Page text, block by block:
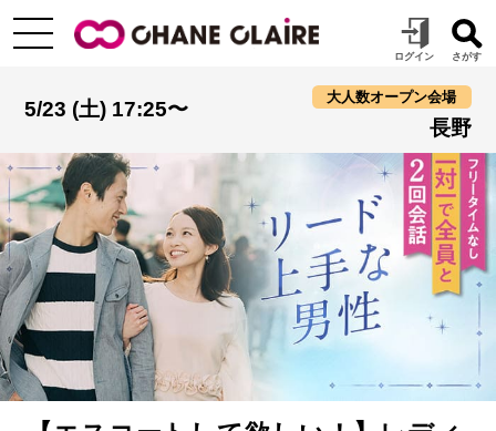
5/23 (土) 17:25〜
大人数オープン会場
長野